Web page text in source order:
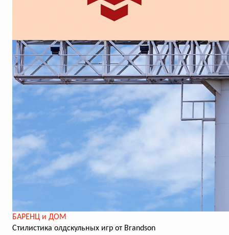
БАРЕНЦ и ДОМ
Стилистика олдскульных игр от Brandson